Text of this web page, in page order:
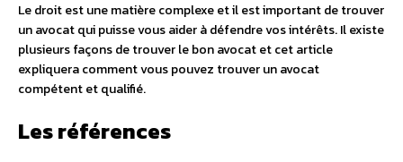
Le droit est une matière complexe et il est important de trouver
un avocat qui puisse vous aider à défendre vos intérêts. Il existe
plusieurs façons de trouver le bon avocat et cet article
expliquera comment vous pouvez trouver un avocat
compétent et qualifié.
Les références